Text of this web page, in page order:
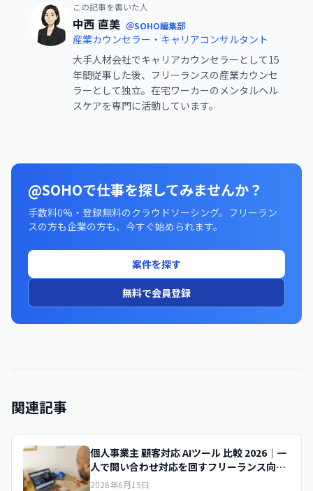
この記事を書いた人
中西 直美 ＠SOHO編集部
産業カウンセラー・キャリアコンサルタント
大手人材会社でキャリアカウンセラーとして15
年間従事した後、フリーランスの産業カウンセ
ラーとして独立。在宅ワーカーのメンタルヘル
スケアを専門に活動しています。
@SOHOで仕事を探してみませんか？
手数料0%・登録無料のクラウドソーシング。フリーラン
スの方も企業の方も、今すぐ始められます。
案件を探す
無料で会員登録
関連記事
個人事業主 顧客対応 AIツール 比較 2026｜一
人で問い合わせ対応を回すフリーランス向け
AIの選び方
2026年6月15日